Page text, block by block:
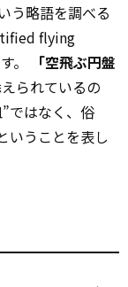
う略語を調べる
flying
。
「空飛ぶ円盤
られているの
ではなく、俗
いうことを表し